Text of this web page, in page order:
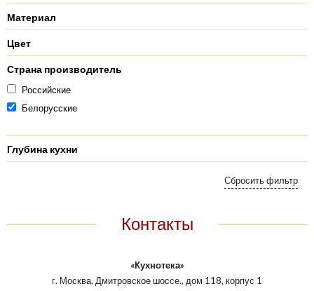
Материал
Цвет
Страна производитель
Российские
Белорусские
Глубина кухни
Контакты
«Кухнотека»
г. Москва, Дмитровское шоссе., дом 118, корпус 1